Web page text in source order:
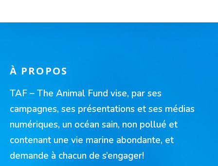
À PROPOS
TAF –The Animal Fund vise, par ses
campagnes, ses présentations et ses médias
numériques, un océan sain, non pollué et
contenant une vie marine abondante, et
demande à chacun de s’engager!